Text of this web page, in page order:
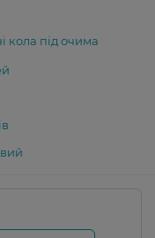
кола під очима